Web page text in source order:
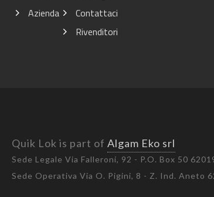
Azienda
Contattaci
Rivenditori
Quik Lok is part of Algam Eko srl
Sede Legale Via Falleroni, 92 - P.O. Box 50
Sede Operativa Via O. Pigini, 8 - Z. Ind. Aneto